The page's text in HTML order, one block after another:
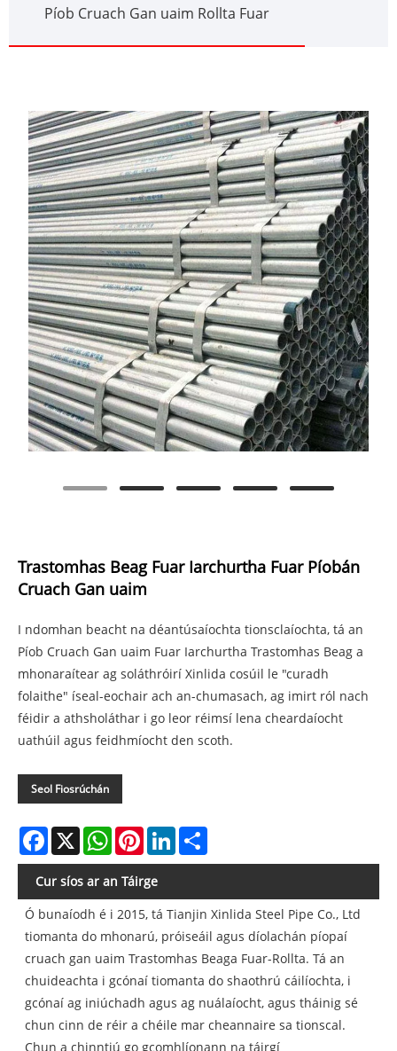
Píob Cruach Gan uaim Rollta Fuar
Trastomhas Beag Fuar Iarchurtha Fuar Píobán
Cruach Gan uaim
I ndomhan beacht na déantúsaíochta tionsclaíochta, tá an
Píob Cruach Gan uaim Fuar Iarchurtha Trastomhas Beag a
mhonaraítear ag soláthróirí Xinlida cosúil le "curadh
folaithe" íseal-eochair ach an-chumasach, ag imirt ról nach
féidir a athsholáthar i go leor réimsí lena cheardaíocht
uathúil agus feidhmíocht den scoth.
Seol Fiosrúchán
Facebook
X WhatsAppPinterestLinkedIn
Cur síos ar an Táirge
Ó bunaíodh é i 2015, tá Tianjin Xinlida Steel Pipe Co., Ltd
tiomanta do mhonarú, próiseáil agus díolachán píopaí
cruach gan uaim Trastomhas Beaga Fuar-Rollta. Tá an
chuideachta i gcónaí tiomanta do shaothrú cáilíochta, i
gcónaí ag iniúchadh agus ag nuálaíocht, agus tháinig sé
chun cinn de réir a chéile mar cheannaire sa tionscal.
Chun a chinntiú go gcomhlíonann na táirgí